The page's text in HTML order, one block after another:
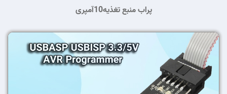
پراب منبع تغذیه10آمپری